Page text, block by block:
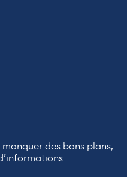
des bons plans,